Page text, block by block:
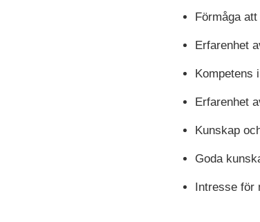
Förmåga
Erfarenhet
Kompetens
Erfarenhet
Kunskap
Goda
Intresse för